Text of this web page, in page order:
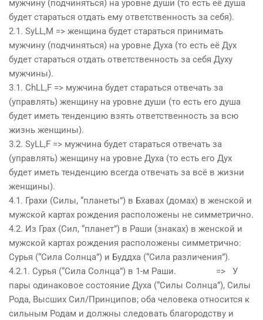
мужчину (подчиняться) на уровне души (то есть её душа
будет стараться отдать ему ответственность за себя).
2.1. SyLL,M => женщина будет стараться принимать
мужчину (подчиняться) на уровне Духа (то есть её Дух
будет стараться отдать ответственность за себя Духу
мужчины).
3.1. ChLL,F => мужчина будет стараться отвечать за
(управлять) женщину на уровне души (то есть его душа
будет иметь тенденцию взять ответственность за всю
жизнь женщины).
3.2. SyLL,F => мужчина будет стараться отвечать за
(управлять) женщину на уровне Духа (то есть его Дух
будет иметь тенденцию всегда отвечать за всё в жизни
женщины).
4.1. Грахи (Силы, “планеты”) в Бхавах (домах) в женской и
мужской картах рождения расположены не симметрично.
4.2. Из Грах (Сил, “планет”) в Раши (знаках) в женской и
мужской картах рождения расположены симметрично:
Сурья (“Сила Солнца”) и Буддха (“Сила различения”).
4.2.1. Сурья (“Сила Солнца”) в 1-м Раши. => У
пары одинаковое состояние Духа (“Силы Солнца”), Силы
Рода, Высших Сил/Принципов; оба человека относится к
сильным Родам и должны следовать благородству и